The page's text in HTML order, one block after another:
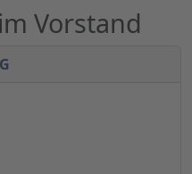
Vorstand